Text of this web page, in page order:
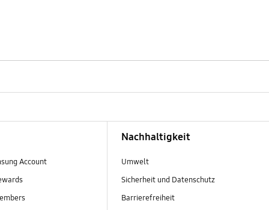
Account
Nachhaltigkeit
Umwelt
Sicherheit und Datenschutz
Barrierefreiheit